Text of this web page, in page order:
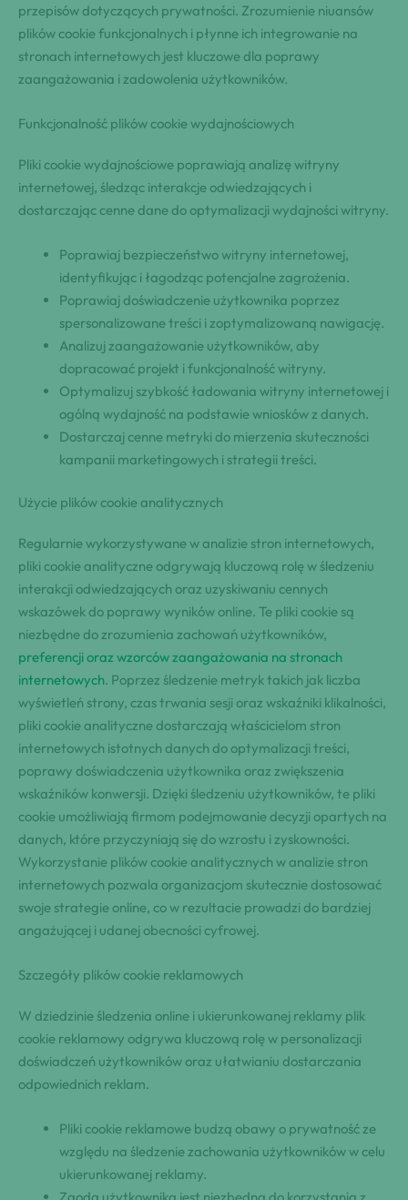
przepisów dotyczących prywatności. Zrozumienie niuansów
plików cookie funkcjonalnych i płynne ich integrowanie na
stronach internetowych jest kluczowe dla poprawy
zaangażowania i zadowolenia użytkowników.
Funkcjonalność plików cookie wydajnościowych
Pliki cookie wydajnościowe poprawiają analizę witryny
internetowej, śledząc interakcje odwiedzających i
dostarczając cenne dane do optymalizacji wydajności witryny.
Poprawiaj bezpieczeństwo witryny internetowej,
identyfikując i łagodząc potencjalne zagrożenia.
Poprawiaj doświadczenie użytkownika poprzez
spersonalizowane treści i zoptymalizowaną nawigację.
Analizuj zaangażowanie użytkowników, aby
dopracować projekt i funkcjonalność witryny.
Optymalizuj szybkość ładowania witryny internetowej i
ogólną wydajność na podstawie wniosków z danych.
Dostarczaj cenne metryki do mierzenia skuteczności
kampanii marketingowych i strategii treści.
Użycie plików cookie analitycznych
Regularnie wykorzystywane w analizie stron internetowych,
pliki cookie analityczne odgrywają kluczową rolę w śledzeniu
interakcji odwiedzających oraz uzyskiwaniu cennych
wskazówek do poprawy wyników online. Te pliki cookie są
niezbędne do zrozumienia zachowań użytkowników,
preferencji oraz wzorców zaangażowania na stronach
internetowych. Poprzez śledzenie metryk takich jak liczba
wyświetleń strony, czas trwania sesji oraz wskaźniki klikalności,
pliki cookie analityczne dostarczają właścicielom stron
internetowych istotnych danych do optymalizacji treści,
poprawy doświadczenia użytkownika oraz zwiększenia
wskaźników konwersji. Dzięki śledzeniu użytkowników, te pliki
cookie umożliwiają firmom podejmowanie decyzji opartych na
danych, które przyczyniają się do wzrostu i zyskowności.
Wykorzystanie plików cookie analitycznych w analizie stron
internetowych pozwala organizacjom skutecznie dostosować
swoje strategie online, co w rezultacie prowadzi do bardziej
angażującej i udanej obecności cyfrowej.
Szczegóły plików cookie reklamowych
W dziedzinie śledzenia online i ukierunkowanej reklamy plik
cookie reklamowy odgrywa kluczową rolę w personalizacji
doświadczeń użytkowników oraz ułatwianiu dostarczania
odpowiednich reklam.
Pliki cookie reklamowe budzą obawy o prywatność ze
względu na śledzenie zachowania użytkowników w celu
ukierunkowanej reklamy.